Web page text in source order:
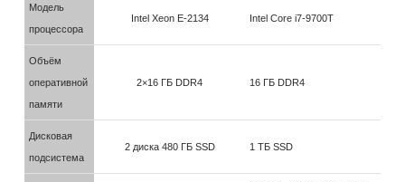
Модель
процессора
Intel Xeon E-2134 Intel Core i7-9700T
Объём
оперативной
памяти
2×16 ГБ DDR4 16 ГБ DDR4
Дисковая
подсистема
2 диска 480 ГБ SSD 1 ТБ SSD